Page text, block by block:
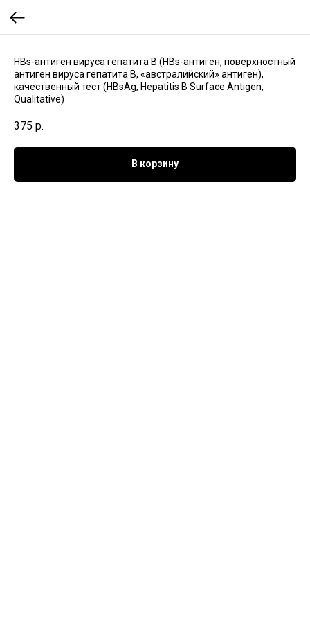
HBs-антиген вируса гепатита В (HBs-антиген, поверхностный
антиген вируса гепатита B, «австралийский» антиген),
качественный тест (HBsAg, Hepatitis В Surface Antigen,
Qualitative)
375 р.
В корзину